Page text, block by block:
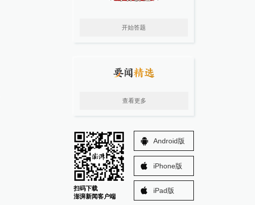
开始答题
查看更多
扫码下载
澎湃新闻客户端
Android版
iPhone版
iPad版